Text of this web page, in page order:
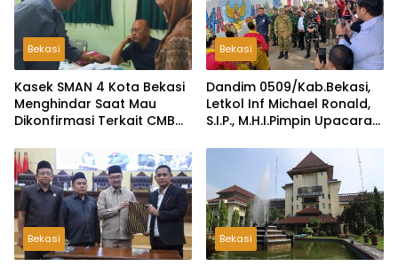
Bekasi
Kasek SMAN 4 Kota Bekasi
Menghindar Saat Mau
Dikonfirmasi Terkait CMB
Bekasi
Dandim 0509/Kab.Bekasi,
Letkol Inf Michael Ronald,
S.I.P., M.H.I.Pimpin Upacara
di Desa Wibawamulya
Bekasi Bekasi